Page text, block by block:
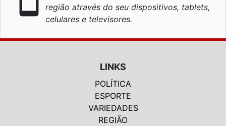
região através do seu dispositivos, tablets,
celulares e televisores.
LINKS
POLÍTICA
ESPORTE
VARIEDADES
REGIÃO